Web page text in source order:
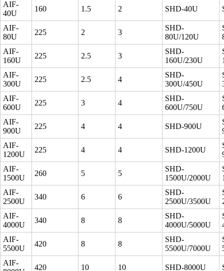
AIF-
40U
160 1.5 2 SHD-40U
AIF-
80U
225 2 3
SHD-
80U/120U
AIF-
160U
225 2.5 3
SHD-
160U/230U
AIF-
300U
225 2.5 4
SHD-
300U/450U
AIF-
600U
225 3 4
SHD-
600U/750U
AIF-
900U
225 4 4 SHD-900U
AIF-
1200U
225 4 4 SHD-1200U
AIF-
1500U
260 5 5
SHD-
1500U/2000U
AIF-
2500U
340 6 6
SHD-
2500U/3500U
AIF-
4000U
340 8 8
SHD-
4000U/5000U
AIF-
5500U
420 8 8
SHD-
5500U/7000U
AIF-
420 10 10 SHD-8000U